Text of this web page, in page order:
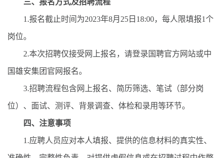
1.报名截止时间为2023年8月25日18:00，每人限填报1个
岗位。
2.本次招聘仅接受网上报名，请登录国聘官方网站或中
国雄安集团官网报名。
3.招聘流程包含网上报名、简历筛选、笔试（部分岗
位）、面试、测评、背景调查、体检和录用等环节。
四、 注意事项
1.应聘人员应对本人填报、提供的信息材料的真实性、